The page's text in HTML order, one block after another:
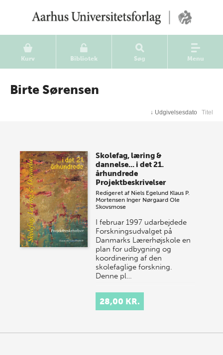
Kurv Bibliotek Søg Menu
Birte Sørensen
↓ Udgivelsesdato Titel
Skolefag, læring &
dannelse... i det 21.
århundrede
Projektbeskrivelser
Redigeret af Niels Egelund Klaus P.
Mortensen Inger Nørgaard Ole
Skovsmose
I februar 1997 udarbejdede
Forskningsudvalget på
Danmarks Lærerhøjskole en
plan for udbygning og
koordinering af den
skolefaglige forskning.
Denne pl…
28,00 KR.